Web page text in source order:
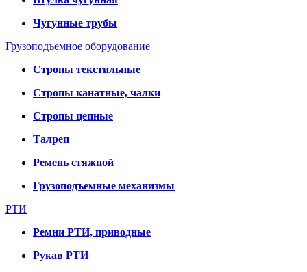
Чугунные трубы
Грузоподъемное оборудование
Стропы текстильные
Стропы канатные, чалки
Стропы цепные
Талреп
Ремень стяжной
Грузоподъемные механизмы
РТИ
Ремни РТИ, приводные
Рукав РТИ